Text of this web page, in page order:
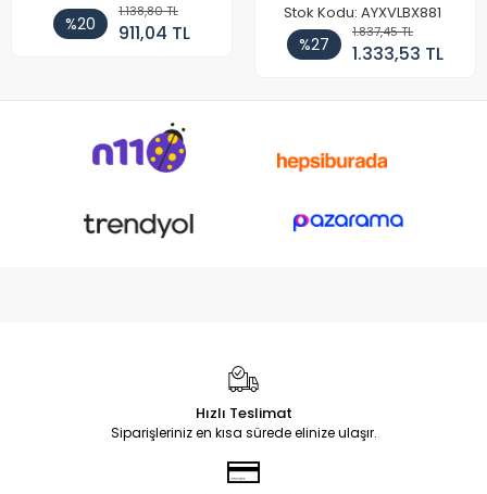
%20
1.138,80 TL
911,04 TL
Stok Kodu: AYXVLBX881
%27
1.837,45 TL
1.333,53 TL
Hızlı Teslimat
Siparişleriniz en kısa sürede elinize ulaşır.